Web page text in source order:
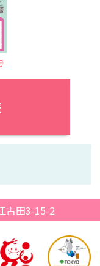
古田3-15-2